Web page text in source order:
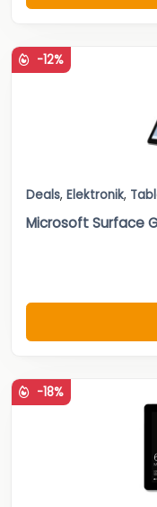
-12%
Deals, Elektronik,
Microsoft Surface
-18%